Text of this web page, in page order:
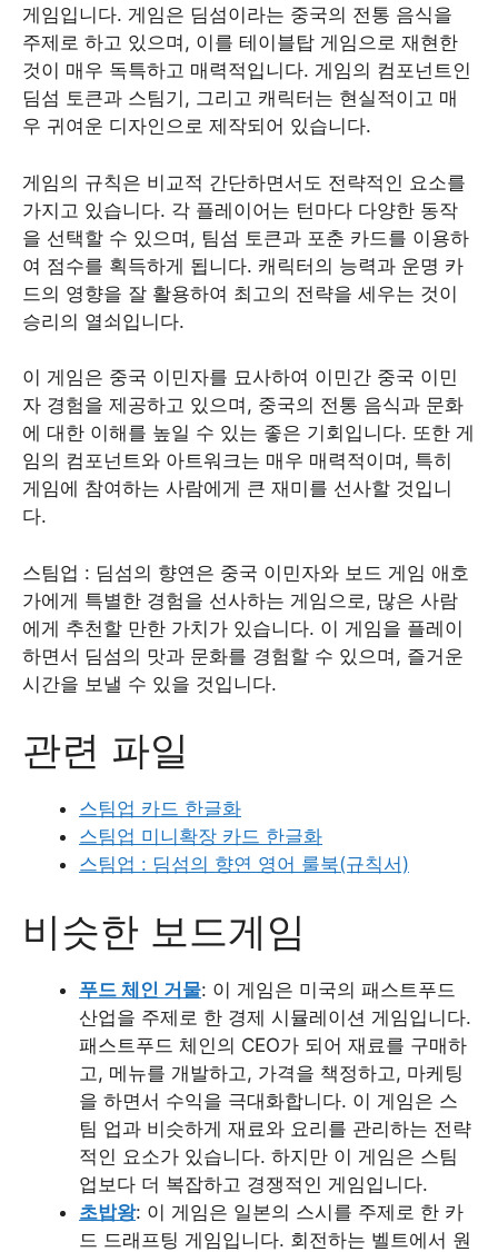
게임입니다. 게임은 딤섬이라는 중국의 전통 음식을
주제로 하고 있으며, 이를 테이블탑 게임으로 재현한
것이 매우 독특하고 매력적입니다. 게임의 컴포넌트인
딤섬 토큰과 스팀기, 그리고 캐릭터는 현실적이고 매
우 귀여운 디자인으로 제작되어 있습니다.
게임의 규칙은 비교적 간단하면서도 전략적인 요소를
가지고 있습니다. 각 플레이어는 턴마다 다양한 동작
을 선택할 수 있으며, 팀섬 토큰과 포춘 카드를 이용하
여 점수를 획득하게 됩니다. 캐릭터의 능력과 운명 카
드의 영향을 잘 활용하여 최고의 전략을 세우는 것이
승리의 열쇠입니다.
이 게임은 중국 이민자를 묘사하여 이민간 중국 이민
자 경험을 제공하고 있으며, 중국의 전통 음식과 문화
에 대한 이해를 높일 수 있는 좋은 기회입니다. 또한 게
임의 컴포넌트와 아트워크는 매우 매력적이며, 특히
게임에 참여하는 사람에게 큰 재미를 선사할 것입니
다.
스팀업 : 딤섬의 향연은 중국 이민자와 보드 게임 애호
가에게 특별한 경험을 선사하는 게임으로, 많은 사람
에게 추천할 만한 가치가 있습니다. 이 게임을 플레이
하면서 딤섬의 맛과 문화를 경험할 수 있으며, 즐거운
시간을 보낼 수 있을 것입니다.
관련 파일
스팀업 카드 한글화
스팀업 미니확장 카드 한글화
스팀업 : 딤섬의 향연 영어 룰북(규칙서)
비슷한 보드게임
푸드 체인 거물: 이 게임은 미국의 패스트푸드
산업을 주제로 한 경제 시뮬레이션 게임입니다.
패스트푸드 체인의 CEO가 되어 재료를 구매하
고, 메뉴를 개발하고, 가격을 책정하고, 마케팅
을 하면서 수익을 극대화합니다. 이 게임은 스
팀 업과 비슷하게 재료와 요리를 관리하는 전략
적인 요소가 있습니다. 하지만 이 게임은 스팀
업보다 더 복잡하고 경쟁적인 게임입니다.
초밥왕: 이 게임은 일본의 스시를 주제로 한 카
드 드래프팅 게임입니다. 회전하는 벨트에서 원